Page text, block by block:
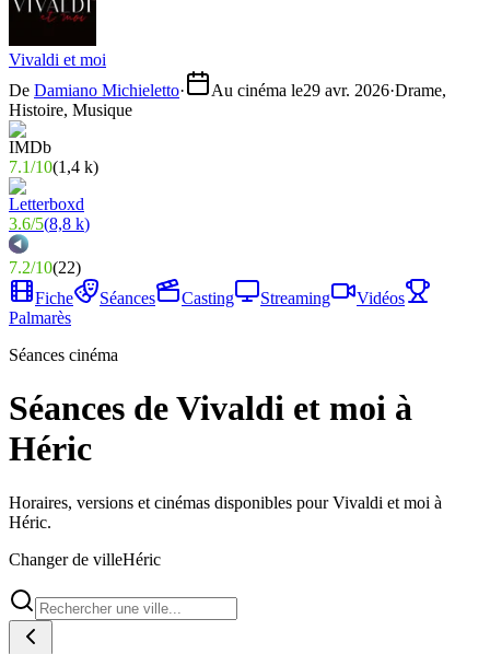
Vivaldi et moi
De Damiano Michieletto· Au cinéma le29 avr. 2026·Drame,
Histoire, Musique
7.1/10(1,4 k)
3.6/5(8,8 k)
7.2/10(22)
Fiche
Séances Casting Streaming
Vidéos
Palmarès
Séances cinéma
Séances de Vivaldi et moi à
Héric
Horaires, versions et cinémas disponibles pour Vivaldi et moi à
Héric.
Changer de villeHéric